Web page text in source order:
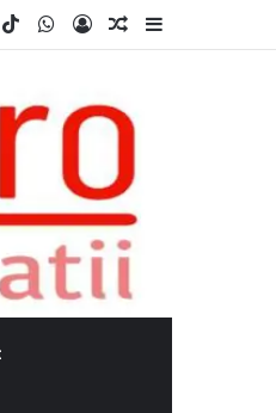
TikTokWhatsApp
Log InRandom Article